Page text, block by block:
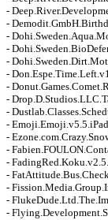
-
-
-
-
-
-
-
-
-
-
-
-
-
-
-
-
-